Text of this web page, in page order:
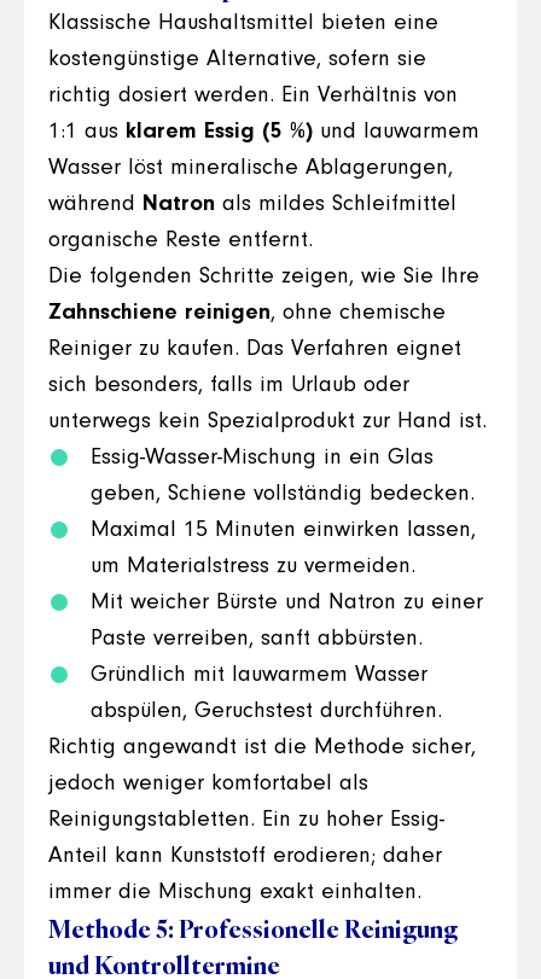
Klassische Haushaltsmittel bieten eine
kostengünstige Alternative, sofern sie
richtig dosiert werden. Ein Verhältnis von
1:1 aus klarem Essig (5 %) und lauwarmem
Wasser löst mineralische Ablagerungen,
während Natron als mildes Schleifmittel
organische Reste entfernt.
Die folgenden Schritte zeigen, wie Sie Ihre
Zahnschiene reinigen, ohne chemische
Reiniger zu kaufen. Das Verfahren eignet
sich besonders, falls im Urlaub oder
unterwegs kein Spezialprodukt zur Hand ist.
Essig-Wasser-Mischung in ein Glas
geben, Schiene vollständig bedecken.
Maximal 15 Minuten einwirken lassen,
um Materialstress zu vermeiden.
Mit weicher Bürste und Natron zu einer
Paste verreiben, sanft abbürsten.
Gründlich mit lauwarmem Wasser
abspülen, Geruchstest durchführen.
Richtig angewandt ist die Methode sicher,
jedoch weniger komfortabel als
Reinigungstabletten. Ein zu hoher Essig-
Anteil kann Kunststoff erodieren; daher
immer die Mischung exakt einhalten.
Methode 5: Professionelle Reinigung
und Kontrolltermine